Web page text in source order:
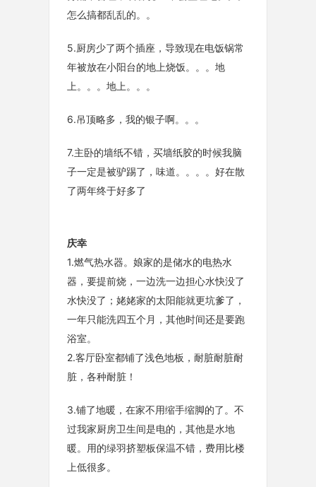
怎么搞都乱乱的。。
5.厨房少了两个插座，导致现在电饭锅常
年被放在小阳台的地上烧饭。。。地
上。。。地上。。。
6.吊顶略多，我的银子啊。。。
7.主卧的墙纸不错，买墙纸胶的时候我脑
子一定是被驴踢了，味道。。。。好在散
了两年终于好多了
庆幸
1.燃气热水器。娘家的是储水的电热水
器，要提前烧，一边洗一边担心水快没了
水快没了；姥姥家的太阳能就更坑爹了，
一年只能洗四五个月，其他时间还是要跑
浴室。
2.客厅卧室都铺了浅色地板，耐脏耐脏耐
脏，各种耐脏！
3.铺了地暖，在家不用缩手缩脚的了。不
过我家厨房卫生间是电的，其他是水地
暖。用的绿羽挤塑板保温不错，费用比楼
上低很多。